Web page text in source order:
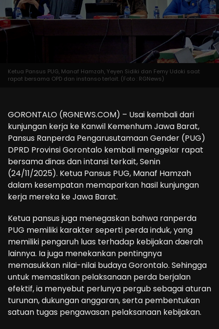
Ketua Pansus PUG, Manaf Hamzah, Yeyen Sidiki dan Femy Udoki saat
rapat bersama OPD dan instanso terlait. (Foto : RGNews)
GORONTALO (RGNEWS.COM) – Usai kembali dari
kunjungan kerja ke Kanwil Kemenhum Jawa Barat,
Pansus Ranperda Pengarusutamaan Gender (PUG)
DPRD Provinsi Gorontalo kembali menggelar rapat
bersama dinas dan intansi terkait, Senin
(24/11/2025). Ketua Pansus PUG, Manaf Hamzah
dalam kesempatan memaparkan hasil kunjungan
kerja mereka ke Jawa Barat.
Ketua pansus juga menegaskan bahwa ranperda
PUG memiliki karakter seperti perda induk, yang
memiliki pengaruh luas terhadap kebijakan daerah
lainnya. Ia juga menekankan pentingnya
memasukkan nilai-nilai budaya Gorontalo. Sehingga
untuk memastikan pelaksanaan perda berjalan
efektif, ia menyebut perlunya pergub sebagai aturan
turunan, dukungan anggaran, serta pembentukan
satuan tugas pengawasan pelaksanaan kebijakan.